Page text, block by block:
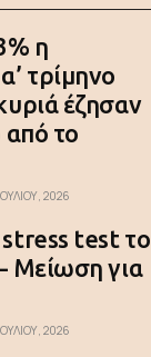
η
τρίμηνο
έζησαν
από το
2026
stress test το
Μείωση για
2026